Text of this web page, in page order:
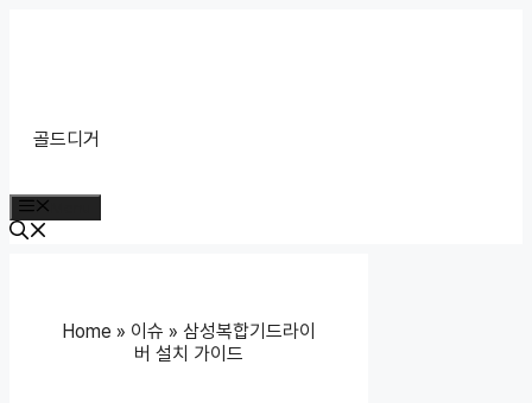
골드디거
Home » 이슈 » 삼성복합기드라이
버 설치 가이드